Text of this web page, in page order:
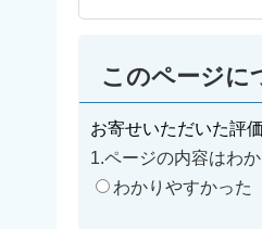
このページに
お寄せいただいた評
1.ページの内容はわ
わかりやすかった